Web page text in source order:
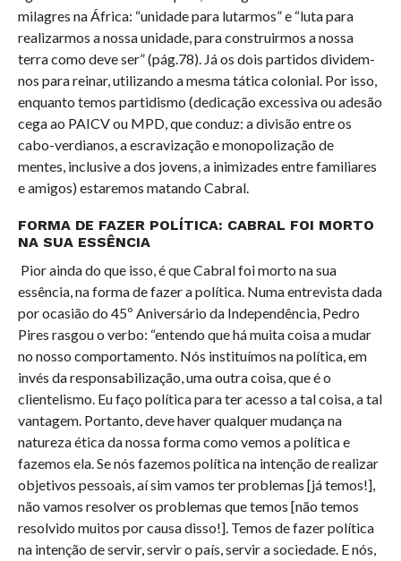
milagres na África: “unidade para lutarmos” e “luta para
realizarmos a nossa unidade, para construirmos a nossa
terra como deve ser” (pág.78). Já os dois partidos dividem-
nos para reinar, utilizando a mesma tática colonial. Por isso,
enquanto temos partidismo (dedicação excessiva ou adesão
cega ao PAICV ou MPD, que conduz: a divisão entre os
cabo-verdianos, a escravização e monopolização de
mentes, inclusive a dos jovens, a inimizades entre familiares
e amigos) estaremos matando Cabral.
FORMA DE FAZER POLÍTICA: CABRAL FOI MORTO
NA SUA ESSÊNCIA
Pior ainda do que isso, é que Cabral foi morto na sua
essência, na forma de fazer a política. Numa entrevista dada
por ocasião do 45º Aniversário da Independência, Pedro
Pires rasgou o verbo: “entendo que há muita coisa a mudar
no nosso comportamento. Nós instituímos na política, em
invés da responsabilização, uma outra coisa, que é o
clientelismo. Eu faço política para ter acesso a tal coisa, a tal
vantagem. Portanto, deve haver qualquer mudança na
natureza ética da nossa forma como vemos a política e
fazemos ela. Se nós fazemos política na intenção de realizar
objetivos pessoais, aí sim vamos ter problemas [já temos!],
não vamos resolver os problemas que temos [não temos
resolvido muitos por causa disso!]. Temos de fazer política
na intenção de servir, servir o país, servir a sociedade. E nós,